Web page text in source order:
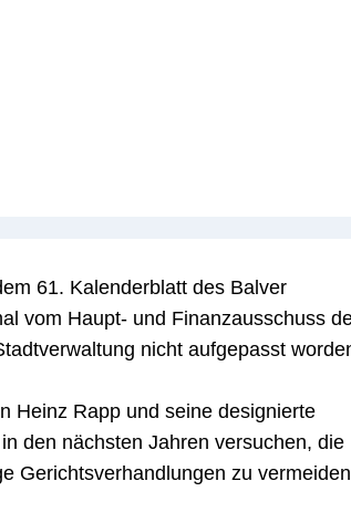
61. Kalenderblatt des Balver
vom Haupt- und Finanzausschuss
nicht aufgepasst
Heinz Rapp und seine designierte
den nächsten Jahren versuchen, die
Gerichtsverhandlungen zu